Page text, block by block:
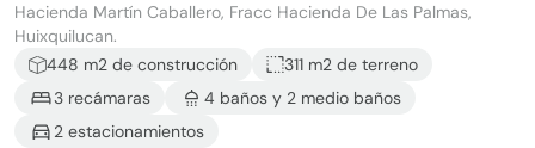
Hacienda Martín Caballero, Fracc Hacienda De Las Palmas,
Huixquilucan.
448 m2 de construcción 311 m2 de terreno
3 recámaras 4 baños y 2 medio baños
2 estacionamientos